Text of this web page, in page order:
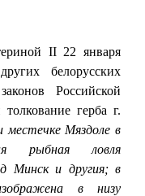
II 22 января
белорусских
Российской
герба г.
местечке Мяздоле в
рыбная ловля
Минск и другия; в
в низу